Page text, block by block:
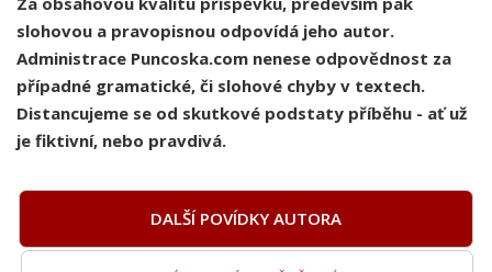
slohovou a pravopisnou odpovídá jeho autor.
Administrace Puncoska.com nenese odpovědnost za
případné gramatické, či slohové chyby v textech.
Distancujeme se od skutkové podstaty příběhu - ať už
je fiktivní, nebo pravdivá.
DALŠÍ POVÍDKY AUTORA